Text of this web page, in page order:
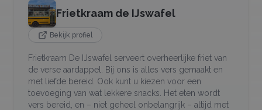
Frietkraam de IJswafel
Bekijk profiel
Frietkraam De IJswafel serveert overheerlijke friet van
de verse aardappel. Bij ons is alles vers gemaakt en
met liefde bereid. Ook kunt u kiezen voor een
toevoeging van wat lekkere snacks. Het eten wordt
vers bereid, en – niet geheel onbelangrijk – altijd met